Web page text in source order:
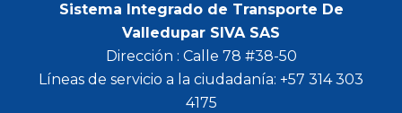
Sistema Integrado de Transporte De
Valledupar SIVA SAS
Dirección : Calle 78 #38-50
Líneas de servicio a la ciudadanía: +57 314 303
4175